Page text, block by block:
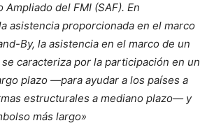
del FMI (SAF). En
asistencia proporcionada en el marco
By, la asistencia en el marco de un
caracteriza por la participación en un
plazo —para ayudar a los países a
estructurales a mediano plazo— y
más largo»